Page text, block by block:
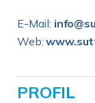
E-Mail:
Web:
PROFIL